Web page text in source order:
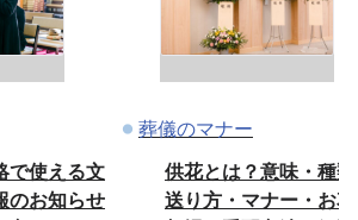
で使える文
のお知らせ
葬儀のマナー
供花とは？意味・種
送り方・マナー・お